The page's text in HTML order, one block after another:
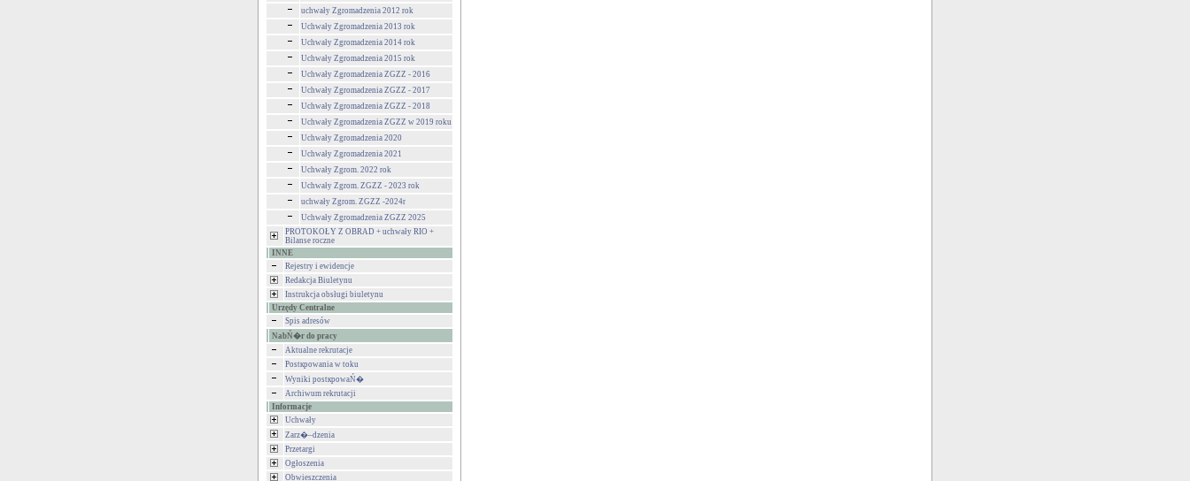
uchwały Zgromadzenia 2012 rok
Uchwały Zgromadzenia 2013 rok
Uchwały Zgromadzenia 2014 rok
Uchwały Zgromadzenia 2015 rok
Uchwały Zgromadzenia ZGZZ - 2016
Uchwały Zgromadzenia ZGZZ - 2017
Uchwały Zgromadzenia ZGZZ - 2018
Uchwały Zgromadzenia ZGZZ w 2019 roku
Uchwały Zgromadzenia 2020
Uchwały Zgromadzenia 2021
Uchwały Zgrom. 2022 rok
Uchwały Zgrom. ZGZZ - 2023 rok
uchwały Zgrom. ZGZZ -2024r
Uchwały Zgromadzenia ZGZZ 2025
PROTOKOŁY Z OBRAD + uchwały RIO +
Bilanse roczne
INNE
Rejestry i ewidencje
Redakcja Biuletynu
Instrukcja obsługi biuletynu
Urzędy Centralne
Spis adresów
NabŃ�r do pracy
Aktualne rekrutacje
Postкpowania w toku
Wyniki postкpowaŃ�
Archiwum rekrutacji
Informacje
Uchwały
Zarz�–dzenia
Przetargi
Ogłoszenia
Obwieszczenia